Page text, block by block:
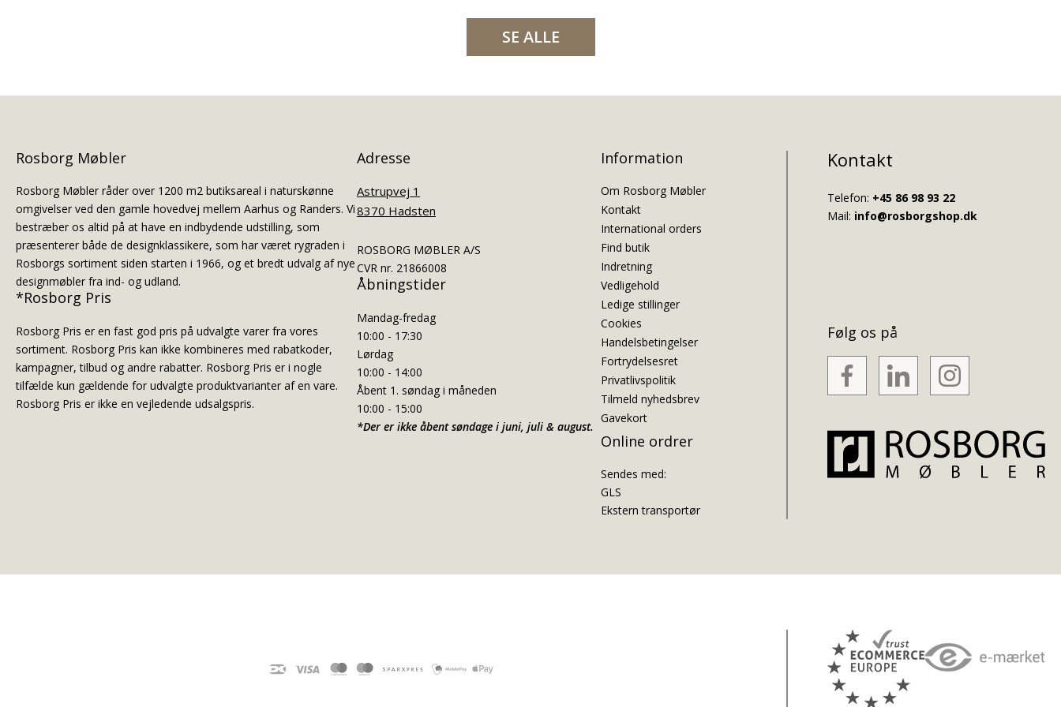
SE ALLE
Rosborg Møbler
Rosborg Møbler råder over 1200 m2 butiksareal i naturskønne
omgivelser ved den gamle hovedvej mellem Aarhus og Randers. Vi
bestræber os altid på at have en indbydende udstilling, som
præsenterer både de designklassikere, som har været rygraden i
Rosborgs sortiment siden starten i 1966, og et bredt udvalg af nye
designmøbler fra ind- og udland.
*Rosborg Pris
Rosborg Pris er en fast god pris på udvalgte varer fra vores
sortiment. Rosborg Pris kan ikke kombineres med rabatkoder,
kampagner, tilbud og andre rabatter. Rosborg Pris er i nogle
tilfælde kun gældende for udvalgte produktvarianter af en vare.
Rosborg Pris er ikke en vejledende udsalgspris.
Adresse
Astrupvej 1
8370 Hadsten
ROSBORG MØBLER A/S
CVR nr. 21866008
Åbningstider
Mandag-fredag
10:00 - 17:30
Lørdag
10:00 - 14:00
Åbent 1. søndag i måneden
10:00 - 15:00
*Der er ikke åbent søndage i juni, juli & august.
Information
Om Rosborg Møbler
Kontakt
International orders
Find butik
Indretning
Vedligehold
Ledige stillinger
Cookies
Handelsbetingelser
Fortrydelsesret
Privatlivspolitik
Tilmeld nyhedsbrev
Gavekort
Online ordrer
Sendes med:
GLS
Ekstern transportør
Kontakt
Telefon: +45 86 98 93 22
Mail: info@rosborgshop.dk
Følg os på